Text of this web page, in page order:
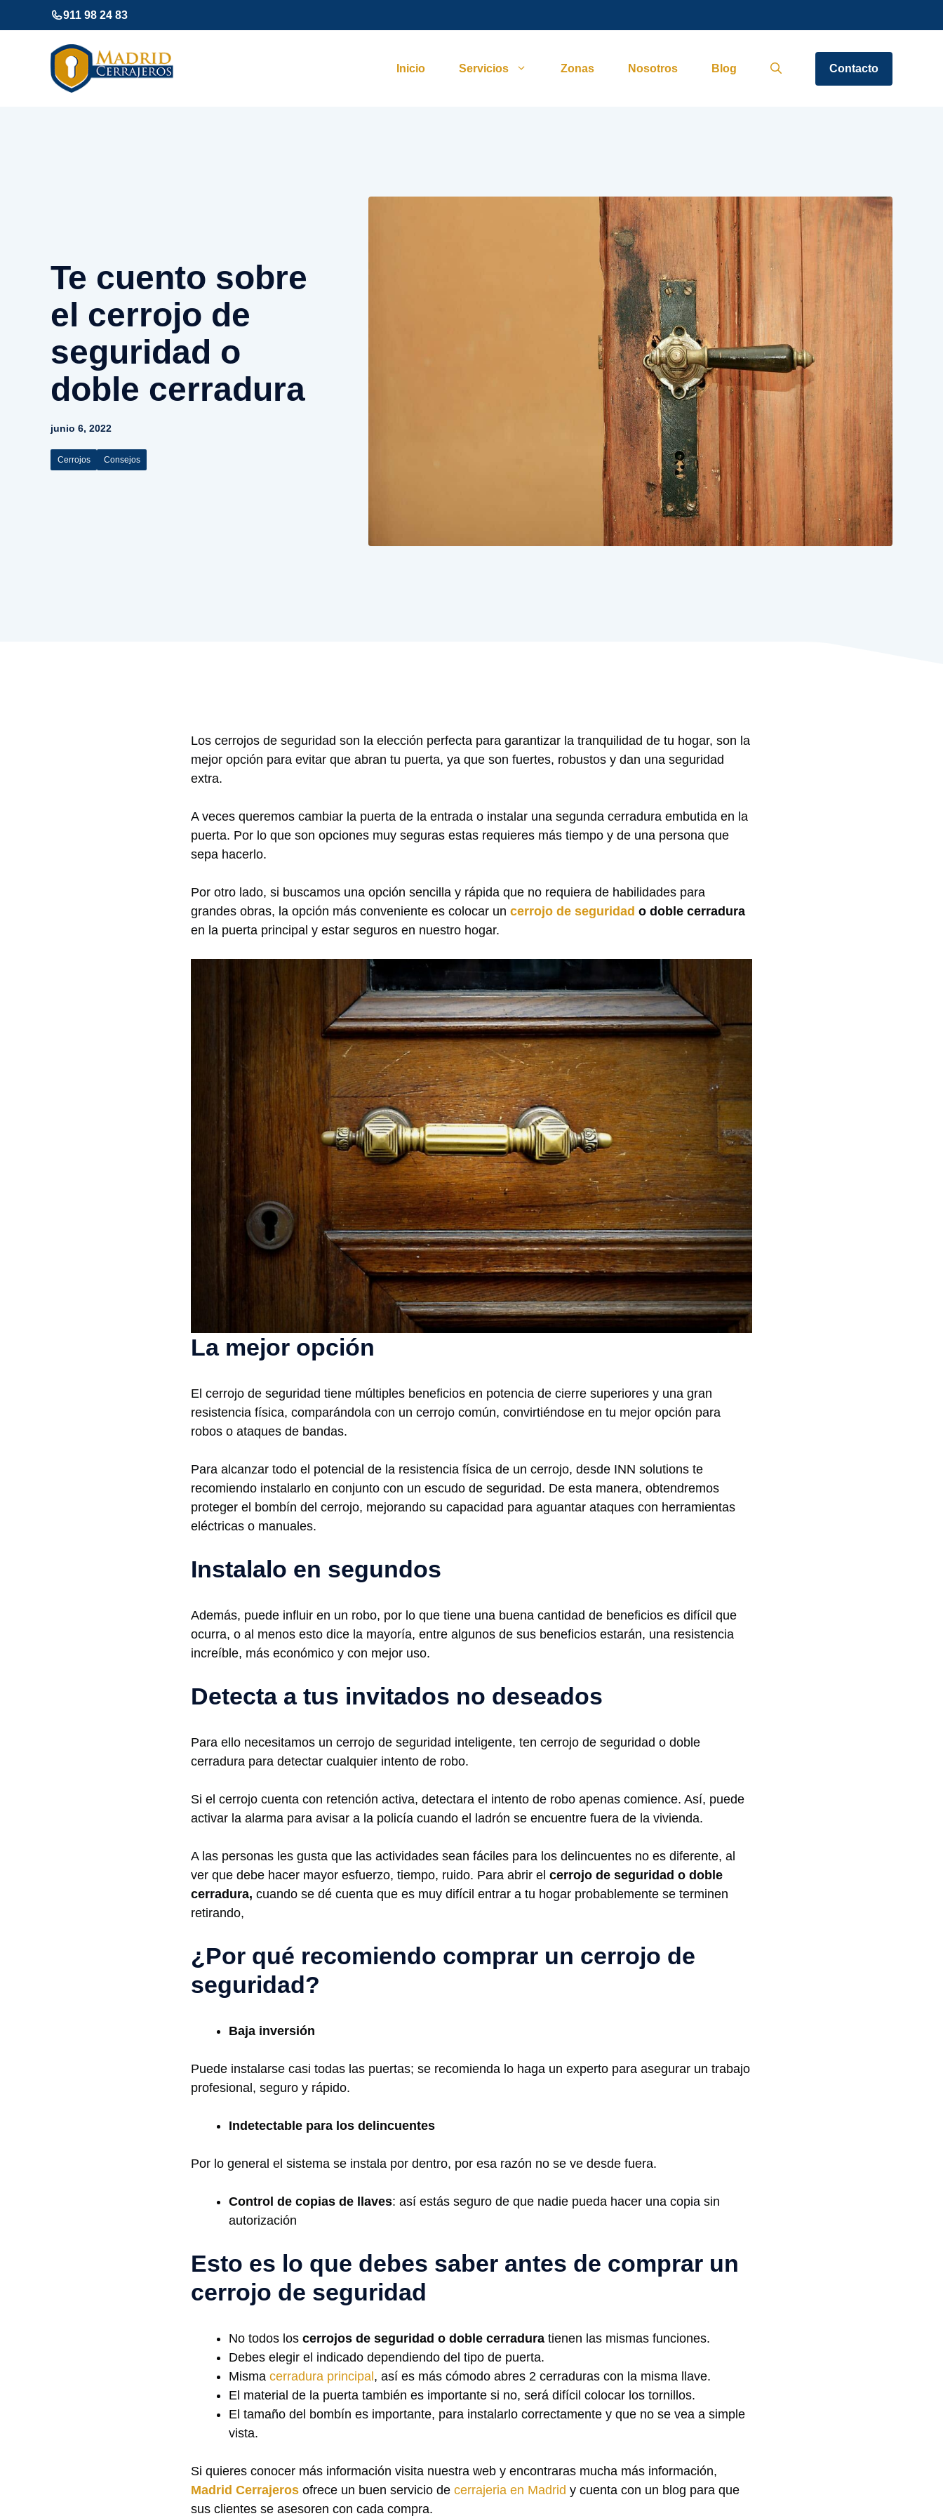
al
911 98 24 83
Inicio Servicios Zonas Nosotros Blog Contacto
Te cuento sobre
el cerrojo de
seguridad o
doble cerradura
junio 6, 2022
Cerrojos Consejos
Los cerrojos de seguridad son la elección perfecta para garantizar la tranquilidad de tu hogar, son la
mejor opción para evitar que abran tu puerta, ya que son fuertes, robustos y dan una seguridad
extra.
A veces queremos cambiar la puerta de la entrada o instalar una segunda cerradura embutida en la
puerta. Por lo que son opciones muy seguras estas requieres más tiempo y de una persona que
sepa hacerlo.
Por otro lado, si buscamos una opción sencilla y rápida que no requiera de habilidades para
grandes obras, la opción más conveniente es colocar un cerrojo de seguridad o doble cerradura
en la puerta principal y estar seguros en nuestro hogar.
La mejor opción
El cerrojo de seguridad tiene múltiples beneficios en potencia de cierre superiores y una gran
resistencia física, comparándola con un cerrojo común, convirtiéndose en tu mejor opción para
robos o ataques de bandas.
Para alcanzar todo el potencial de la resistencia física de un cerrojo, desde INN solutions te
recomiendo instalarlo en conjunto con un escudo de seguridad. De esta manera, obtendremos
proteger el bombín del cerrojo, mejorando su capacidad para aguantar ataques con herramientas
eléctricas o manuales.
Instalalo en segundos
Además, puede influir en un robo, por lo que tiene una buena cantidad de beneficios es difícil que
ocurra, o al menos esto dice la mayoría, entre algunos de sus beneficios estarán, una resistencia
increíble, más económico y con mejor uso.
Detecta a tus invitados no deseados
Para ello necesitamos un cerrojo de seguridad inteligente, ten cerrojo de seguridad o doble
cerradura para detectar cualquier intento de robo.
Si el cerrojo cuenta con retención activa, detectara el intento de robo apenas comience. Así, puede
activar la alarma para avisar a la policía cuando el ladrón se encuentre fuera de la vivienda.
A las personas les gusta que las actividades sean fáciles para los delincuentes no es diferente, al
ver que debe hacer mayor esfuerzo, tiempo, ruido. Para abrir el cerrojo de seguridad o doble
cerradura, cuando se dé cuenta que es muy difícil entrar a tu hogar probablemente se terminen
retirando,
¿Por qué recomiendo comprar un cerrojo de
seguridad?
Baja inversión
Puede instalarse casi todas las puertas; se recomienda lo haga un experto para asegurar un trabajo
profesional, seguro y rápido.
Indetectable para los delincuentes
Por lo general el sistema se instala por dentro, por esa razón no se ve desde fuera.
Control de copias de llaves: así estás seguro de que nadie pueda hacer una copia sin
autorización
Esto es lo que debes saber antes de comprar un
cerrojo de seguridad
No todos los cerrojos de seguridad o doble cerradura tienen las mismas funciones.
Debes elegir el indicado dependiendo del tipo de puerta.
Misma cerradura principal, así es más cómodo abres 2 cerraduras con la misma llave.
El material de la puerta también es importante si no, será difícil colocar los tornillos.
El tamaño del bombín es importante, para instalarlo correctamente y que no se vea a simple
vista.
Si quieres conocer más información visita nuestra web y encontraras mucha más información,
Madrid Cerrajeros ofrece un buen servicio de cerrajeria en Madrid y cuenta con un blog para que
sus clientes se asesoren con cada compra.